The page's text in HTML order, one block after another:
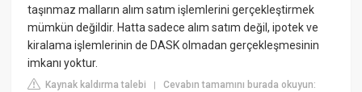
taşınmaz malların alım satım işlemlerini gerçekleştirmek
mümkün değildir. Hatta sadece alım satım değil, ipotek ve
kiralama işlemlerinin de DASK olmadan gerçekleşmesinin
imkanı yoktur.
Kaynak kaldırma talebi |Cevabın tamamını burada okuyun: